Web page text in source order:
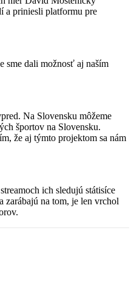
a priniesli platformu pre
sme dali možnosť aj naším
Na Slovensku môžeme
športov na Slovensku.
že aj týmto projektom sa nám
ich sledujú státisíce
zarábajú na tom, je len vrchol